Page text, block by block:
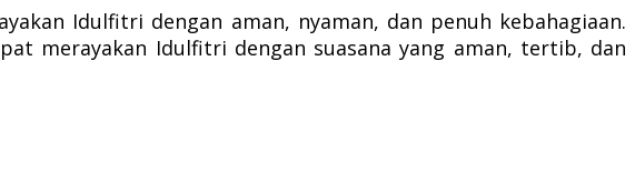
Idulfitri dengan aman, nyaman, dan penuh kebahagiaan.
merayakan Idulfitri dengan suasana yang aman, tertib, dan